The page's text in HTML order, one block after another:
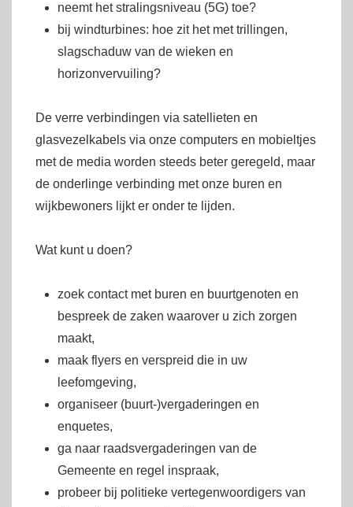
neemt het stralingsniveau (5G) toe?
bij windturbines: hoe zit het met trillingen,
slagschaduw van de wieken en
horizonvervuiling?
De verre verbindingen via satellieten en
glasvezelkabels via onze computers en mobieltjes
met de media worden steeds beter geregeld, maar
de onderlinge verbinding met onze buren en
wijkbewoners lijkt er onder te lijden.
Wat kunt u doen?
zoek contact met buren en buurtgenoten en
bespreek de zaken waarover u zich zorgen
maakt,
maak flyers en verspreid die in uw
leefomgeving,
organiseer (buurt-)vergaderingen en
enquetes,
ga naar raadsvergaderingen van de
Gemeente en regel inspraak,
probeer bij politieke vertegenwoordigers van